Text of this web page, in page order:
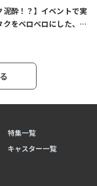
泥酔！？】イベントで実
クをベロベロにした、あ
特集一覧
キャスター一覧